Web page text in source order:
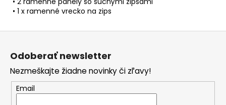
• 1 x ramenné vrecko na zips
Z
Odoberať newsletter
Nezmeškajte žiadne novinky či zľavy!
Email